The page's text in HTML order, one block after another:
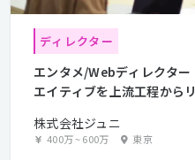
ディレクター
エンタメ/Webディレクタ
エイティブを上流工程から
株式会社ジュニ
400万~600万 東京